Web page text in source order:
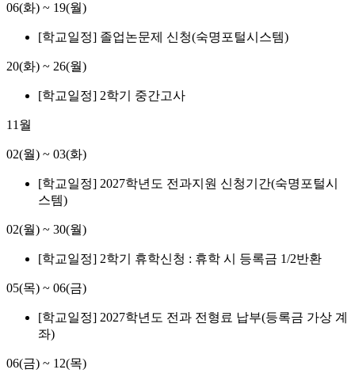
06(화) ~ 19(월)
[학교일정] 졸업논문제 신청(숙명포털시스템)
20(화) ~ 26(월)
[학교일정] 2학기 중간고사
11월
02(월) ~ 03(화)
[학교일정] 2027학년도 전과지원 신청기간(숙명포털시
스템)
02(월) ~ 30(월)
[학교일정] 2학기 휴학신청 : 휴학 시 등록금 1/2반환
05(목) ~ 06(금)
[학교일정] 2027학년도 전과 전형료 납부(등록금 가상 계
좌)
06(금) ~ 12(목)